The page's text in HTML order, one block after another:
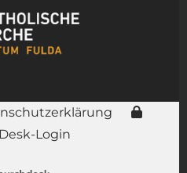
Login